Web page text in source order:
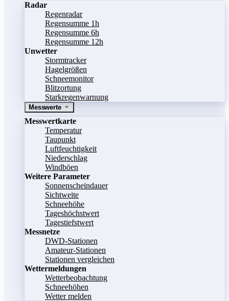
Radar
Regenradar
Regensumme 1h
Regensumme 6h
Regensumme 12h
Unwetter
Stormtracker
Hagelgrößen
Schneemonitor
Blitzortung
Starkregenwarnung
Messwerte
Messwertkarte
Temperatur
Taupunkt
Luftfeuchtigkeit
Niederschlag
Windböen
Weitere Parameter
Sonnenscheindauer
Sichtweite
Schneehöhe
Tageshöchstwert
Tagestiefstwert
Messnetze
DWD-Stationen
Amateur-Stationen
Stationen vergleichen
Wettermeldungen
Wetterbeobachtung
Schneehöhen
Wetter melden